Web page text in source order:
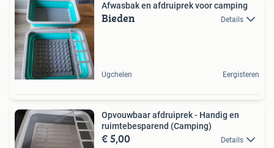
Afwasbak en afdruiprek voor camping
Bieden Details
Ugchelen Eergisteren
Opvouwbaar afdruiprek - Handig en
ruimtebesparend (Camping)
€ 5,00 Details